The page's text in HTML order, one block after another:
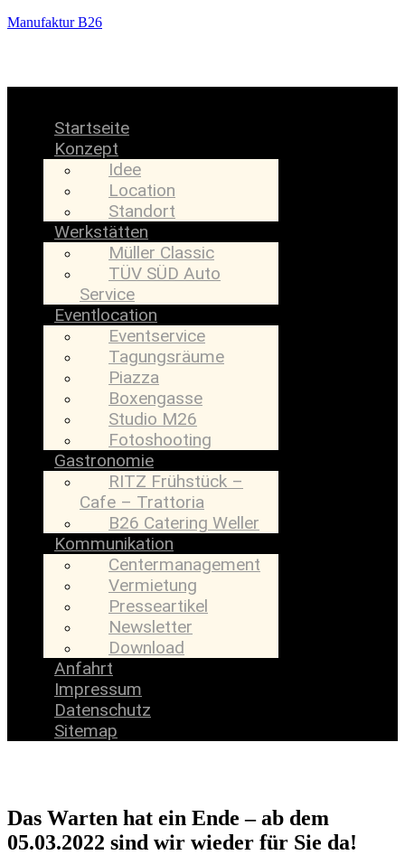
Manufaktur B26
Startseite
Konzept
Idee
Location
Standort
Werkstätten
Müller Classic
TÜV SÜD Auto
Service
Eventlocation
Eventservice
Tagungsräume
Piazza
Boxengasse
Studio M26
Fotoshooting
Gastronomie
RITZ Frühstück –
Cafe – Trattoria
B26 Catering Weller
Kommunikation
Centermanagement
Vermietung
Presseartikel
Newsletter
Download
Anfahrt
Impressum
Datenschutz
Sitemap
Das Warten hat ein Ende – ab dem
05.03.2022 sind wir wieder für Sie da!